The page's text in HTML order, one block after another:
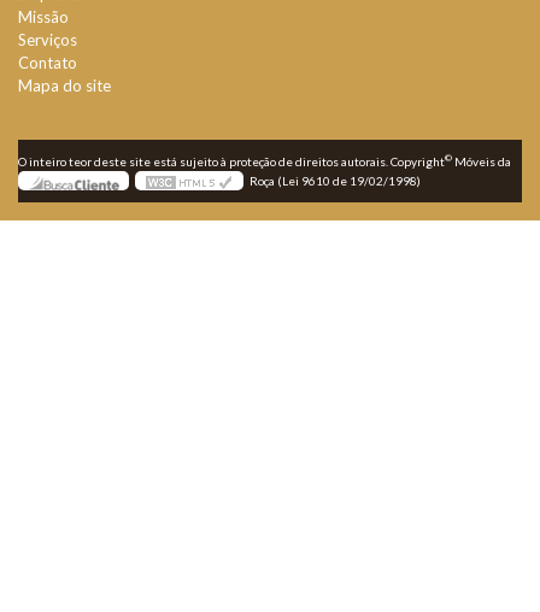
Missão
Serviços
Contato
Mapa do site
O inteiro teor deste site está sujeito à proteção de direitos autorais. Copyright© Móveis da
Roça (Lei 9610 de 19/02/1998)